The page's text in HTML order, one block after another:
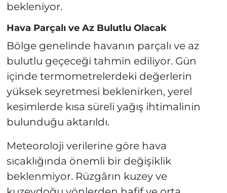
bekleniyor.
Hava Parçalı ve Az Bulutlu Olacak
Bölge genelinde havanın parçalı ve az
bulutlu geçeceği tahmin ediliyor. Gün
içinde termometrelerdeki değerlerin
yüksek seyretmesi beklenirken, yerel
kesimlerde kısa süreli yağış ihtimalinin
bulunduğu aktarıldı.
Meteoroloji verilerine göre hava
sıcaklığında önemli bir değişiklik
beklenmiyor. Rüzgârın kuzey ve